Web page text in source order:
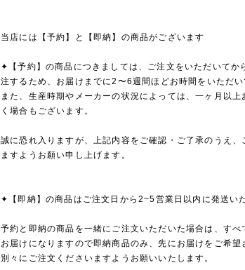
当店には【予約】と【即納】の商品がございます
✦【予約】の商品につきましては、ご注文をいただいてか
注するため、お届けまでに2〜6週間ほどお時間をいただい
また、生産時期やメーカーの状況によっては、一ヶ月以上
く場合もございます。
誠に恐れ入りますが、上記内容をご確認・ご了承のうえ、
ますようお願い申し上げます。
✦【即納】の商品はご注文日から2~5営業日以内に発送い
予約と即納の商品を一緒にご注文いただいた場合は、すべ
お届けになりますので即納商品のみ、先にお届けをご希望
別々にご注文くださいますようお願いいたします。